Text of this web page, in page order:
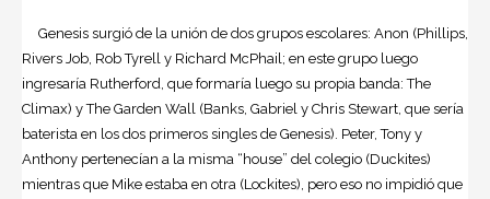
Genesis surgió de la unión de dos grupos escolares: Anon (Phillips,
Rivers Job, Rob Tyrell y Richard McPhail; en este grupo luego
ingresaría Rutherford, que formaría luego su propia banda: The
Climax) y The Garden Wall (Banks, Gabriel y Chris Stewart, que sería
baterista en los dos primeros singles de Genesis). Peter, Tony y
Anthony pertenecían a la misma “house” del colegio (Duckites)
mientras que Mike estaba en otra (Lockites), pero eso no impidió que